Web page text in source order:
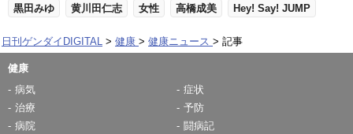
黒田みゆ 黄川田仁志 女性 高橋成美 Hey! Say! JUMP
日刊ゲンダイDIGITAL 健康 健康ニュース 記事
健康
病気
症状
治療
予防
病院
闘病記